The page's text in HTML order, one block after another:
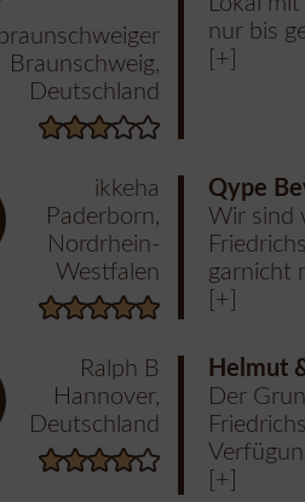
braunschweiger
Braunschweig,
Deutschland
nur bis
[+]
ikkeha
Paderborn,
Nordrhein-
Westfalen
Qype
Wir sind
garnicht
[+]
Ralph B
Hannover,
Deutschland
Helmut
Der
[+]